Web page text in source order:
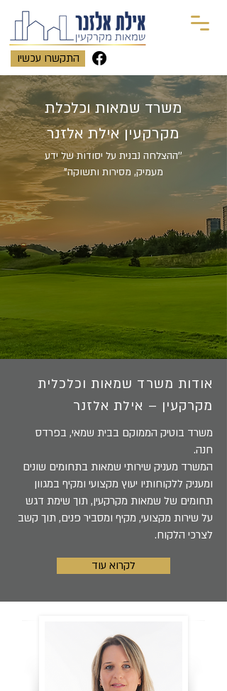
התקשרו עכשיו
משרד שמאות וכלכלת
מקרקעין אילת אלזנר
''ההצלחה נבנית על יסודות של ידע
מעמיק, מסירות ותשוקה"
אודות משרד שמאות וכלכלית
מקרקעין – אילת אלזנר
משרד בוטיק הממוקם בבית שמאי, בפרדס
חנה.
המשרד מעניק שירותי שמאות בתחומים שונים
ומעניק ללקוחותיו יעוץ מקצועי ומקיף במגוון
תחומים של שמאות מקרקעין, תוך שימת דגש
על שירות מקצועי, מקיף ומסביר פנים, תוך קשב
לצרכי הלקוח.
לקרוא עוד